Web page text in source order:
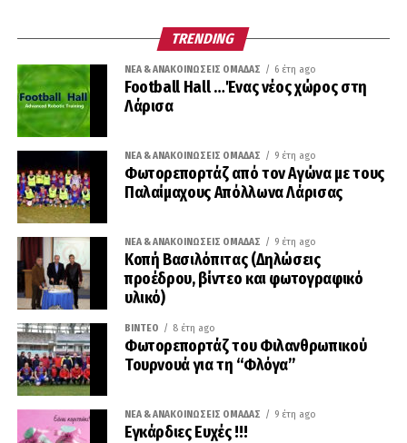
TRENDING
ΝΈΑ & ΑΝΑΚΟΙΝΏΣΕΙΣ ΟΜΆΔΑΣ 6 έτη ago
Football Hall …Ένας νέος χώρος στη
Λάρισα
ΝΈΑ & ΑΝΑΚΟΙΝΏΣΕΙΣ ΟΜΆΔΑΣ 9 έτη ago
Φωτορεπορτάζ από τον Αγώνα με τους
Παλαίμαχους Απόλλωνα Λάρισας
ΝΈΑ & ΑΝΑΚΟΙΝΏΣΕΙΣ ΟΜΆΔΑΣ 9 έτη ago
Κοπή Βασιλόπιτας (Δηλώσεις
προέδρου, βίντεο και φωτογραφικό
υλικό)
ΒΊΝΤΕΟ 8 έτη ago
Φωτορεπορτάζ του Φιλανθρωπικού
Τουρνουά για τη “Φλόγα”
ΝΈΑ & ΑΝΑΚΟΙΝΏΣΕΙΣ ΟΜΆΔΑΣ 9 έτη ago
Εγκάρδιες Ευχές !!!